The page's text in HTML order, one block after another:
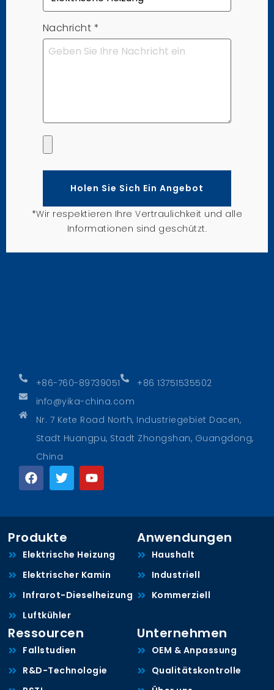
+86-760-89739051
+86 13751535502
info@yika-china.com
Nr. 7 Kete Road North, Industriegebiet Dacen,
Stadt Huangpu, Stadt Zhongshan, Guangdong,
China
Nachricht *
Holen Sie Sich Ein Angebot
*Wir respektieren Ihre Vertraulichkeit und alle
Informationen sind geschützt.
Produkte
Elektrische Heizung
Elektrischer Kamin
Infrarot-Dieselheizung
Luftkühler
Anwendungen
Haushalt
Industriell
Kommerziell
Ressourcen
Fallstudien
R&D-Technologie
Unternehmen
OEM & Anpassung
Qualitätskontrolle